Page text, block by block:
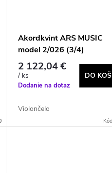
Akordkvint ARS MUSIC
model 2/026 (3/4)
2 122,04 €
/ ks
Dodanie na dotaz
DO
Violončelo